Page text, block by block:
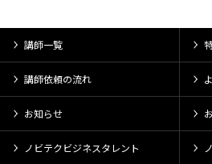
講師一覧
講師依頼の流れ
お知らせ
ノビテクビジネスタレント